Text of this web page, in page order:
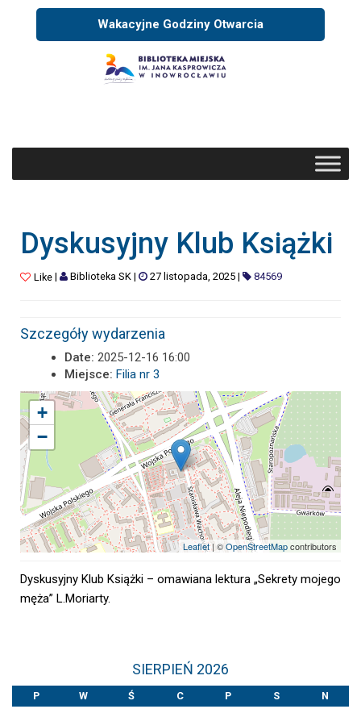
Wakacyjne Godziny Otwarcia
Dyskusyjny Klub Książki
Like| Biblioteka SK| 27 listopada, 2025| 84569
Szczegóły wydarzenia
Date: 2025-12-16 16:00
Miejsce: Filia nr 3
+
−
Leaflet| ©OpenStreetMapcontributors
Dyskusyjny Klub Książki – omawiana lektura „Sekrety mojego
męża” L.Moriarty.
SIERPIEŃ 2026
P W Ś C P S
N